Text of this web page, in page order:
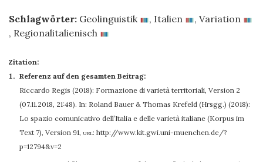
Schlagwörter: Geolinguistik , Italien , Variation
, Regionalitalienisch
Zitation:
Referenz auf den gesamten Beitrag:
Riccardo Regis (2018): Formazione di varietà territoriali, Version 2
(07.11.2018, 21:48). In: Roland Bauer & Thomas Krefeld (Hrsgg.) (2018):
Lo spazio comunicativo dell’Italia e delle varietà italiane (Korpus im
Text 7), Version 91, url: http://www.kit.gwi.uni-muenchen.de/?
p=12794&v=2